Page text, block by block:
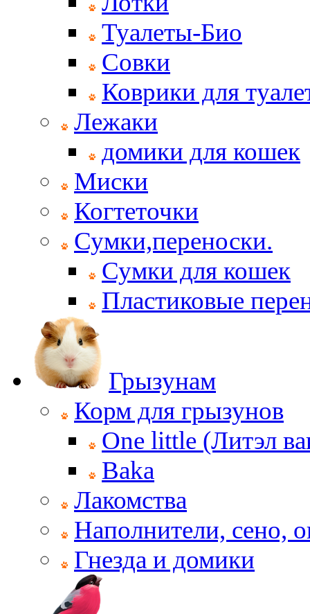
Туалеты-Био
Совки
Коврики для
Лежаки
домики для кошек
Миски
Когтеточки
Сумки,переноски.
Сумки для кошек
Пластиковые
Грызунам
Корм для грызунов
One little (Литэл
Baka
Лакомства
Наполнители, сено,
Гнезда и домики